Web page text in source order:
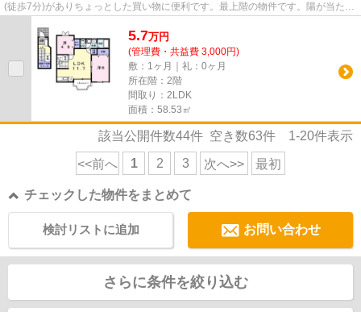
(徒歩7分)がありちょっとした買い物に便利です。最上階の物件です。陽が当たる
5.7万円
(管理費・共益費 3,000円)
敷：1ヶ月｜礼：0ヶ月
所在階：2階
間取り：2LDK
面積：58.53㎡
該当公開件数44件 空き数63件 1-20件表示
<<前へ 1 2 3 次へ>> 最初
チェックした物件をまとめて
お問い合わせ
検討リストに追加
さらに条件を絞り込む